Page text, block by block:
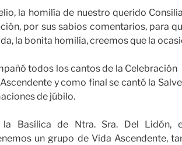
la homilía de nuestro querido
por sus sabios comentarios, para
la bonita homilía, creemos que la
todos los cantos de la Celebración
y como final se cantó la
de júbilo.
Basílica de Ntra. Sra. Del Lidón,
un grupo de Vida Ascendente,